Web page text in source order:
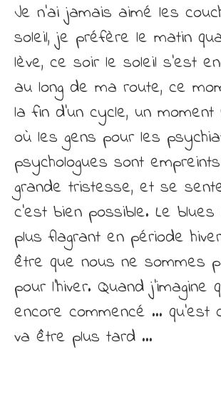
Je n’ai jamais aimé les
soleil, je préfère le matin
lève, ce soir le soleil s’est
au long de ma route, ce
la fin d’un cycle, un
où les gens pour les
psychologues sont
grande tristesse, et se
c’est bien possible. Le
plus flagrant en période
être que nous ne sommes
pour l’hiver. Quand j’imagine
encore commencé … qu’est
va être plus tard …